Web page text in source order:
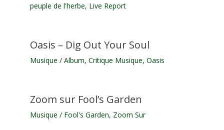
peuple de l'herbe, Live Report
Oasis – Dig Out Your Soul
Musique / Album, Critique Musique, Oasis
Zoom sur Fool’s Garden
Musique / Fool's Garden, Zoom Sur